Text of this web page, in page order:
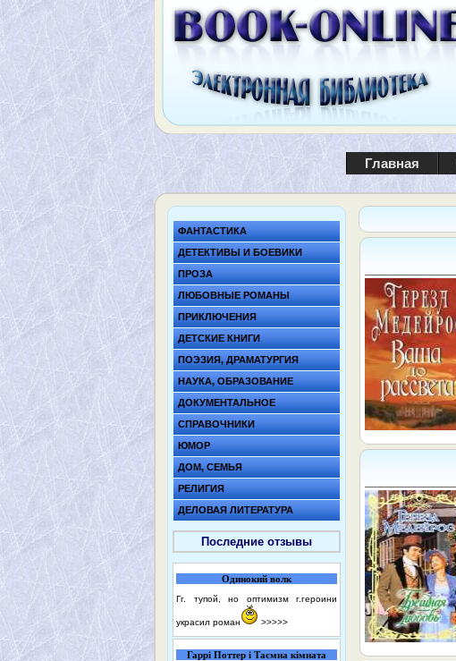
Главная
ФАНТАСТИКА
ДЕТЕКТИВЫ И БОЕВИКИ
ПРОЗА
ЛЮБОВНЫЕ РОМАНЫ
ПРИКЛЮЧЕНИЯ
ДЕТСКИЕ КНИГИ
ПОЭЗИЯ, ДРАМАТУРГИЯ
НАУКА, ОБРАЗОВАНИЕ
ДОКУМЕНТАЛЬНОЕ
СПРАВОЧНИКИ
ЮМОР
ДОМ, СЕМЬЯ
РЕЛИГИЯ
ДЕЛОВАЯ ЛИТЕРАТУРА
Последние отзывы
Одинокий волк
Гг. тупой, но оптимизм г.героини
украсил роман >>>>>
Гаррі Поттер і Таємна кімната